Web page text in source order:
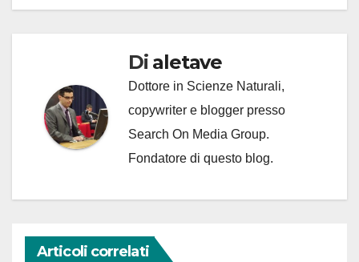
Di aletave
Dottore in Scienze Naturali,
copywriter e blogger presso
Search On Media Group.
Fondatore di questo blog.
Articoli correlati